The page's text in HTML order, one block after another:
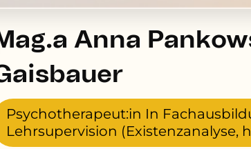
Anna
Psychotherapeut:in In
Lehrsupervision (Existenzanalyse,